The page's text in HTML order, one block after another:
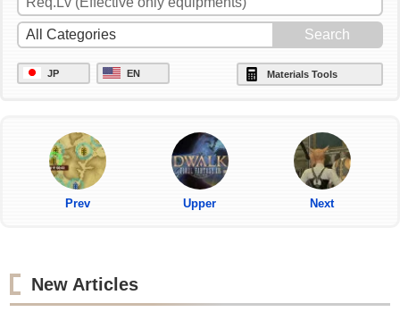
JP EN Materials Tools
Prev Upper Next
New Articles